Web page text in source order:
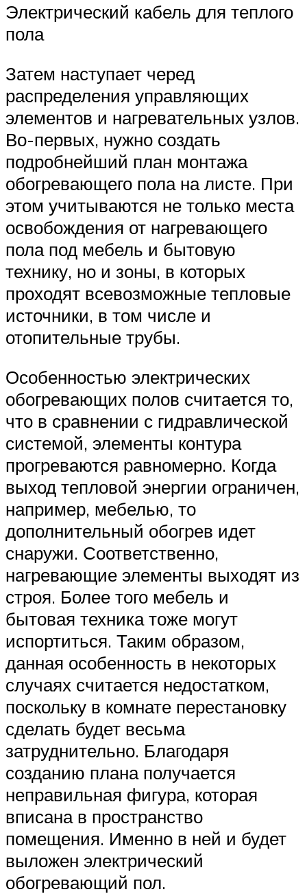
Электрический кабель для теплого
пола
Затем наступает черед
распределения управляющих
элементов и нагревательных узлов.
Во-первых, нужно создать
подробнейший план монтажа
обогревающего пола на листе. При
этом учитываются не только места
освобождения от нагревающего
пола под мебель и бытовую
технику, но и зоны, в которых
проходят всевозможные тепловые
источники, в том числе и
отопительные трубы.
Особенностью электрических
обогревающих полов считается то,
что в сравнении с гидравлической
системой, элементы контура
прогреваются равномерно. Когда
выход тепловой энергии ограничен,
например, мебелью, то
дополнительный обогрев идет
снаружи. Соответственно,
нагревающие элементы выходят из
строя. Более того мебель и
бытовая техника тоже могут
испортиться. Таким образом,
данная особенность в некоторых
случаях считается недостатком,
поскольку в комнате перестановку
сделать будет весьма
затруднительно. Благодаря
созданию плана получается
неправильная фигура, которая
вписана в пространство
помещения. Именно в ней и будет
выложен электрический
обогревающий пол.